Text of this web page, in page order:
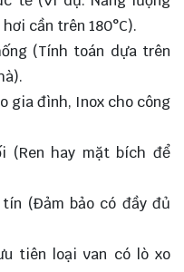
cần trên 180°C).
(Tính toán dựa trên
gia đình, Inox cho công
(Ren hay mặt bích để
(Đảm bảo có đầy đủ
tiên loại van có lò xo